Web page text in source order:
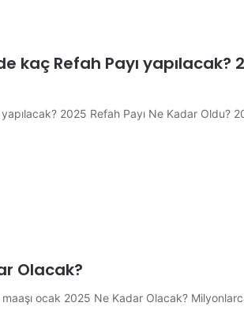
kaç Refah Payı yapılacak?
2025 Refah Payı Ne Kadar Oldu?
Olacak?
ocak 2025 Ne Kadar Olacak?